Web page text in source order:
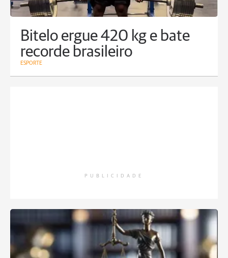
Bitelo ergue 420 kg e bate
recorde brasileiro
ESPORTE
PUBLICIDADE